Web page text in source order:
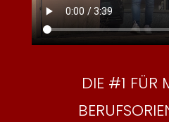
DIE #1 FÜR